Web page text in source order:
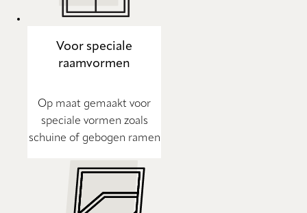
Voor speciale
raamvormen
Op maat gemaakt voor
speciale vormen zoals
schuine of gebogen ramen